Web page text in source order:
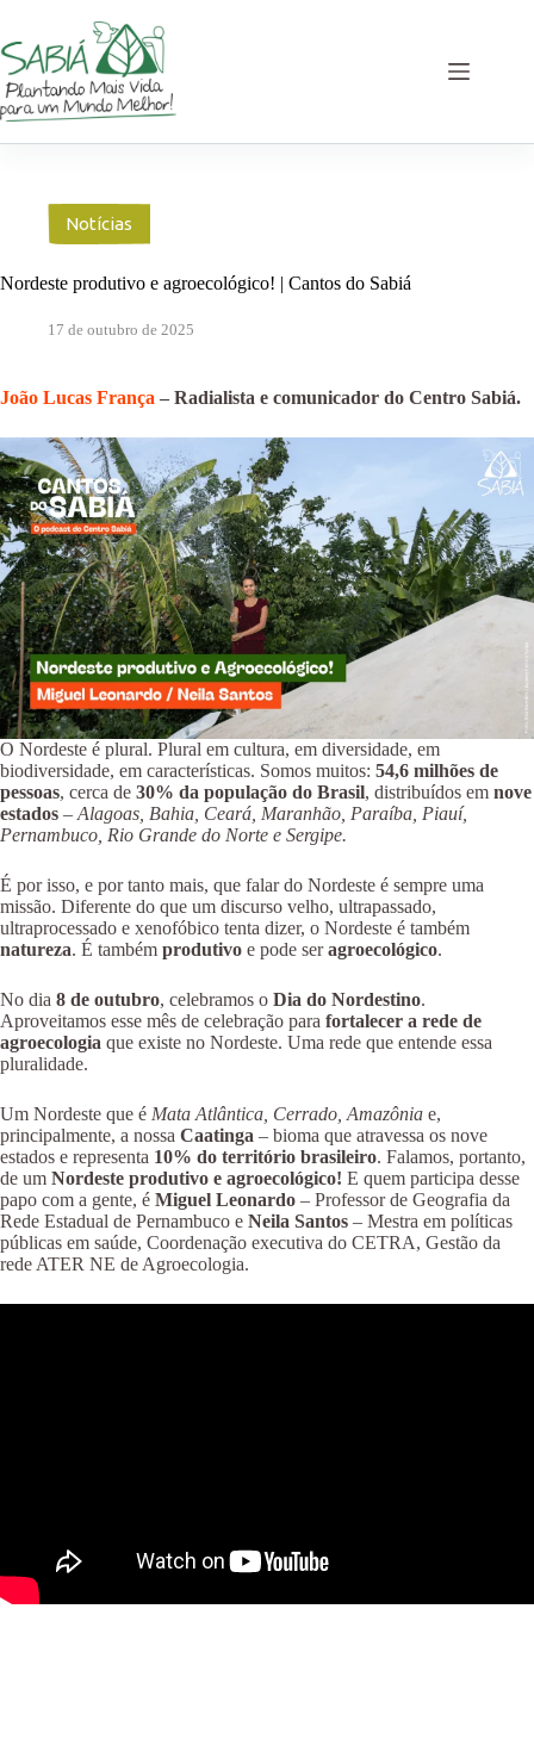
o
conteúdo
Notícias
Nordeste produtivo e agroecológico! | Cantos do Sabiá
17 de outubro de 2025
João Lucas França – Radialista e comunicador do Centro Sabiá.
O Nordeste é plural. Plural em cultura, em diversidade, em
biodiversidade, em características. Somos muitos: 54,6 milhões de
pessoas, cerca de 30% da população do Brasil, distribuídos em nove
estados – Alagoas, Bahia, Ceará, Maranhão, Paraíba, Piauí,
Pernambuco, Rio Grande do Norte e Sergipe.
É por isso, e por tanto mais, que falar do Nordeste é sempre uma
missão. Diferente do que um discurso velho, ultrapassado,
ultraprocessado e xenofóbico tenta dizer, o Nordeste é também
natureza. É também produtivo e pode seragroecológico.
No dia 8 de outubro, celebramos o Dia do Nordestino.
Aproveitamos esse mês de celebração para fortalecer a rede de
agroecologia que existe no Nordeste. Uma rede que entende essa
pluralidade.
Um Nordeste que é Mata Atlântica, Cerrado, Amazônia e,
principalmente, a nossa Caatinga – bioma que atravessa os nove
estados e representa 10% do território brasileiro. Falamos, portanto,
de um Nordeste produtivo e agroecológico! E quem participa desse
papo com a gente, é Miguel Leonardo – Professor de Geografia da
Rede Estadual de Pernambuco e Neila Santos – Mestra em políticas
públicas em saúde, Coordenação executiva do CETRA, Gestão da
rede ATER NE de Agroecologia.